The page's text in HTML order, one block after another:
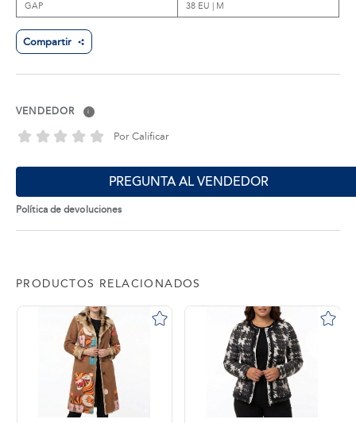
GAP
38 EU | M
Compartir
VENDEDOR i
Por Calificar
PREGUNTA AL VENDEDOR
Política de devoluciones
PRODUCTOS RELACIONADOS